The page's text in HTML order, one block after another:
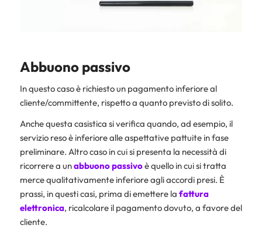
Abbuono passivo
In questo caso è richiesto un pagamento inferiore al
cliente/committente, rispetto a quanto previsto di solito.
Anche questa casistica si verifica quando, ad esempio, il
servizio reso è inferiore alle aspettative pattuite in fase
preliminare. Altro caso in cui si presenta la necessità di
ricorrere a unabbuono passivoè quello in cui si tratta
merce qualitativamente inferiore agli accordi presi. È
prassi, in questi casi, prima di emettere la fattura
elettronica, ricalcolare il pagamento dovuto, a favore del
cliente.